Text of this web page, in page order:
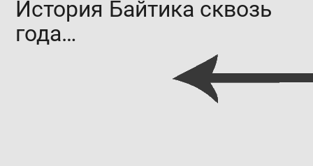
История Байтика сквозь
года…